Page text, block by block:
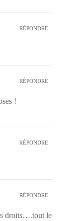
RÉPONDRE
RÉPONDRE
!
RÉPONDRE
RÉPONDRE
droits….tout le